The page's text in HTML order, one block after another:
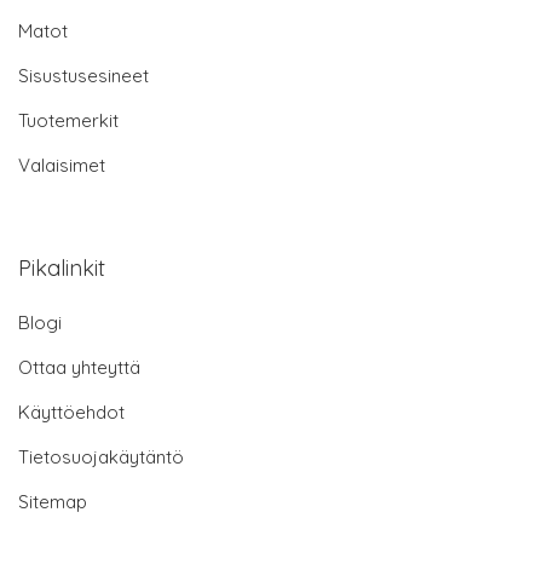
Matot
Sisustusesineet
Tuotemerkit
Valaisimet
Pikalinkit
Blogi
Ottaa yhteyttä
Käyttöehdot
Tietosuojakäytäntö
Sitemap